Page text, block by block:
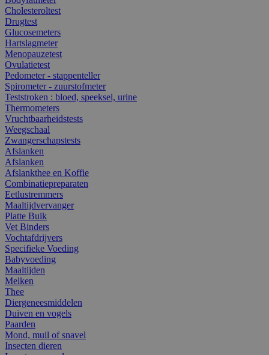
Cholesteroltest
Drugtest
Glucosemeters
Hartslagmeter
Menopauzetest
Ovulatietest
Pedometer - stappenteller
Spirometer - zuurstofmeter
Teststroken : bloed, speeksel, urine
Thermometers
Vruchtbaarheidstests
Weegschaal
Zwangerschapstests
Afslanken
Afslanken
Afslankthee en Koffie
Combinatiepreparaten
Eetlustremmers
Maaltijdvervanger
Platte Buik
Vet Binders
Vochtafdrijvers
Specifieke Voeding
Babyvoeding
Maaltijden
Melken
Thee
Diergeneesmiddelen
Duiven en vogels
Paarden
Mond, muil of snavel
Insecten dieren